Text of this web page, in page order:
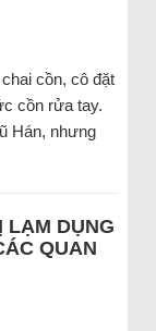
cồn, cô đặt
cồn rửa tay.
Hán, nhưng
LẠM DỤNG
QUAN